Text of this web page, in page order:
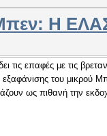
Η ΕΛΑΣ